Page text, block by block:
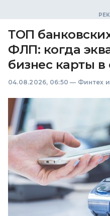
ТОП
ФЛП: когда
бизнес карты
04.08.2026, 06:50 — Финтех